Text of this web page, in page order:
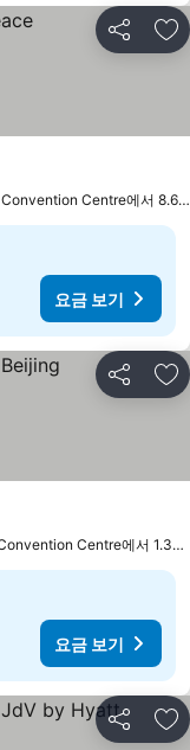
공유 즐
Centre에서
요금 보기
공유 즐
Centre에서
요금 보기
공유 즐